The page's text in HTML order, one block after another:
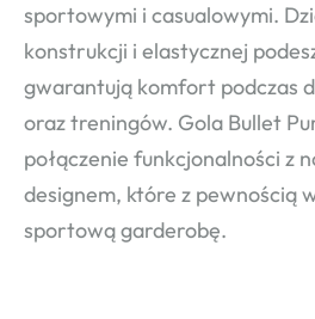
sportowymi i casualowymi.
konstrukcji i elastycznej
gwarantują komfort podczas
oraz treningów. Gola Bullet
połączenie funkcjonalności z
designem, które z pewnością
sportową garderobę.